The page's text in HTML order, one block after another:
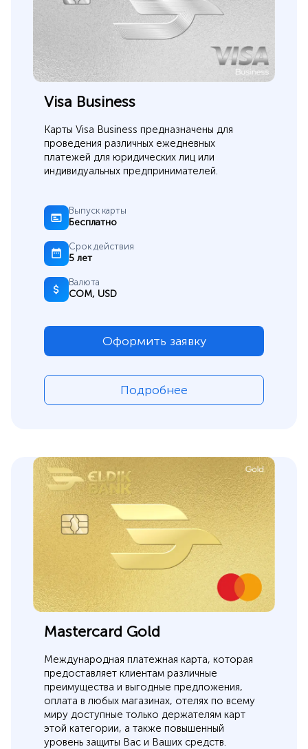
Visa Business
Карты Visa Business предназначены для
проведения различных ежедневных
платежей для юридических лиц или
индивидуальных предпринимателей.
Выпуск карты
Бесплатно
Срок действия
5 лет
Валюта
СОМ, USD
Оформить заявку
Подробнее
Mastercard Gold
Международная платежная карта, которая
предоставляет клиентам различные
преимущества и выгодные предложения,
оплата в любых магазинах, отелях по всему
миру доступные только держателям карт
этой категории, а также повышенный
уровень защиты Вас и Ваших средств.